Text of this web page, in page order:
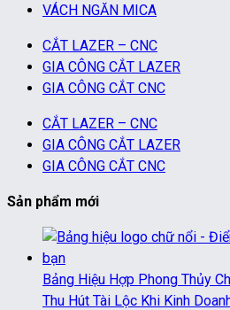
VÁCH NGĂN MICA
CẮT LAZER – CNC
GIA CÔNG CẮT LAZER
GIA CÔNG CẮT CNC
CẮT LAZER – CNC
GIA CÔNG CẮT LAZER
GIA CÔNG CẮT CNC
Sản phẩm mới
Bảng Hiệu Hợp Phong Thủy
Thu Hút Tài Lộc Khi Kinh